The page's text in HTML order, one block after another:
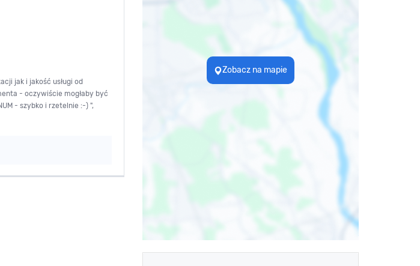
jak i jakość usługi od
- oczywiście mogłaby być
- szybko i rzetelnie :-) ",
Zobacz na mapie